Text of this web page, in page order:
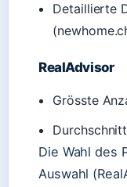
Detaillierte
RealAdvisor
Grösste
Die Wahl des
Auswahl